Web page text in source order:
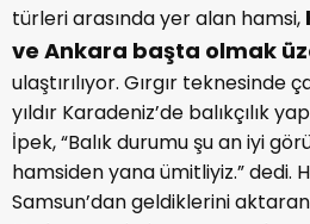
türleri arasında yer alan hamsi,
ve Ankara başta olmak
ulaştırılıyor. Gırgır teknesinde
yıldır Karadeniz’de balıkçılık
İpek, “Balık durumu şu an iyi
hamsiden yana ümitliyiz.” dedi.
Samsun’dan geldiklerini